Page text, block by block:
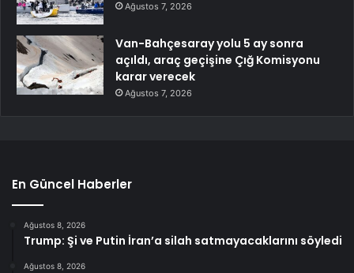
Ağustos 7, 2026
Van-Bahçesaray yolu 5 ay sonra
açıldı, araç geçişine Çığ Komisyonu
karar verecek
Ağustos 7, 2026
En Güncel Haberler
Ağustos 8, 2026
Trump: Şi ve Putin İran’a silah satmayacaklarını söyledi
Ağustos 8, 2026